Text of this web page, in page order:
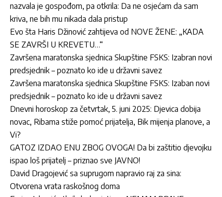
nazvala je gospođom, pa otkrila: Da ne osjećam da sam
kriva, ne bih mu nikada dala pristup
Evo šta Haris Džinović zahtijeva od NOVE ŽENE: „KADA
SE ZAVRŠI U KREVETU…“
Završena maratonska sjednica Skupštine FSKS: Izabran novi
predsjednik – poznato ko ide u državni savez
Završena maratonska sjednica Skupštine FSKS: Izaban novi
predsjednik – poznato ko ide u državni savez
Dnevni horoskop za četvrtak, 5. juni 2025: Djevica dobija
novac, Ribama stiže pomoć prijatelja, Bik mijenja planove, a
Vi?
GATOZ IZDAO ENU ZBOG OVOGA! Da bi zaštitio djevojku
ispao loš prijatelj – priznao sve JAVNO!
David Dragojević sa suprugom napravio raj za sina:
Otvorena vrata raskošnog doma